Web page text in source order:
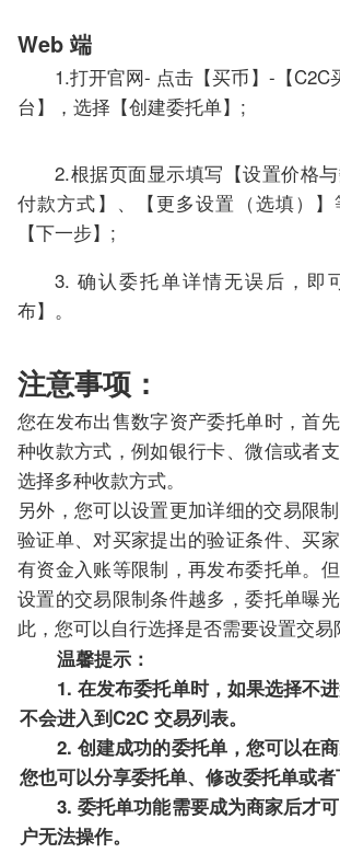
Web 端
1.打开官网- 点击【买币】-【C2C
台】，选择【创建委托单】;
2.根据页面显示填写【设置价格
付款方式】、【更多设置（选填）
【下一步】;
3. 确认委托单详情无误后，即
布】。
注意事项：
您在发布出售数字资产委托单时，首
种收款方式，例如银行卡、微信或者
选择多种收款方式。
另外，您可以设置更加详细的交易限
验证单、对买家提出的验证条件、买
有资金入账等限制，再发布委托单。
设置的交易限制条件越多，委托单曝
此，您可以自行选择是否需要设置交易
温馨提示：
1. 在发布委托单时，如果选择不
不会进入到C2C 交易列表。
2. 创建成功的委托单，您可以在商
您也可以分享委托单、修改委托单或者
3. 委托单功能需要成为商家后才
户无法操作。